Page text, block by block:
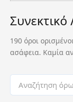
Συνεκτικό
190 όροι
ασάφεια. Καμία